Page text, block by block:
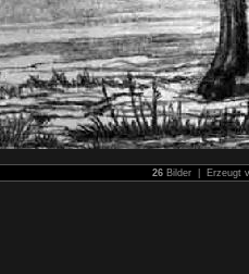
26 Bilder | Erzeugt